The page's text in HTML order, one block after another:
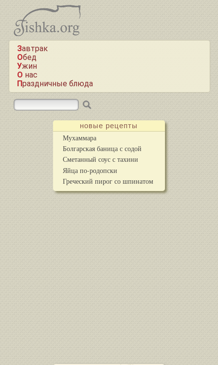
Завтрак
Обед
Ужин
О нас
Праздничные блюда
новые рецепты
Мухаммара
Болгарская баница с содой
Сметанный соус с тахини
Яйца по-родопски
Греческий пирог со шпинатом